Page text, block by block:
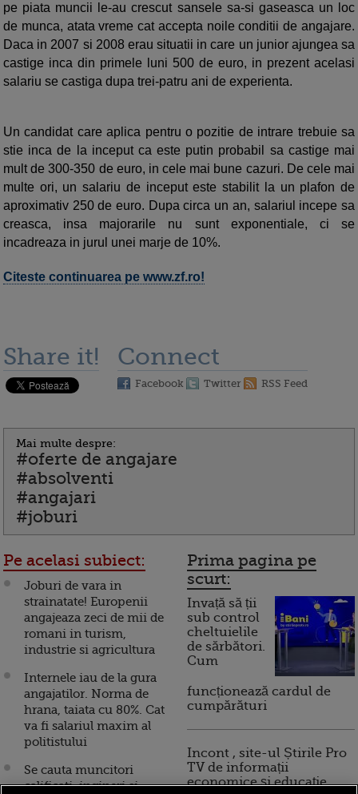
pe piata muncii le-au crescut sansele sa-si gaseasca un loc
de munca, atata vreme cat accepta noile conditii de angajare.
Daca in 2007 si 2008 erau situatii in care un junior ajungea sa
castige inca din primele luni 500 de euro, in prezent acelasi
salariu se castiga dupa trei-patru ani de experienta.
Un candidat care aplica pentru o pozitie de intrare trebuie sa
stie inca de la inceput ca este putin probabil sa castige mai
mult de 300-350 de euro, in cele mai bune cazuri. De cele mai
multe ori, un salariu de inceput este stabilit la un plafon de
aproximativ 250 de euro. Dupa circa un an, salariul incepe sa
creasca, insa majorarile nu sunt exponentiale, ci se
incadreaza in jurul unei marje de 10%.
Citeste continuarea pe www.zf.ro!
Share it! Connect
Facebook Twitter RSS Feed
Mai multe despre:
#oferte de angajare
#absolventi
#angajari
#joburi
Pe acelasi subiect:
Joburi de vara in
strainatate! Europenii
angajeaza zeci de mii de
romani in turism,
industrie si agricultura
Internele iau de la gura
angajatilor. Norma de
hrana, taiata cu 80%. Cat
va fi salariul maxim al
politistului
Se cauta muncitori
calificati, ingineri si
Prima pagina pe
scurt:
Invață să ții
sub control
cheltuielile
de sărbători.
Cum
funcționează cardul de
cumpărături
Incont , site-ul Știrile Pro
TV de informații
economice și educație